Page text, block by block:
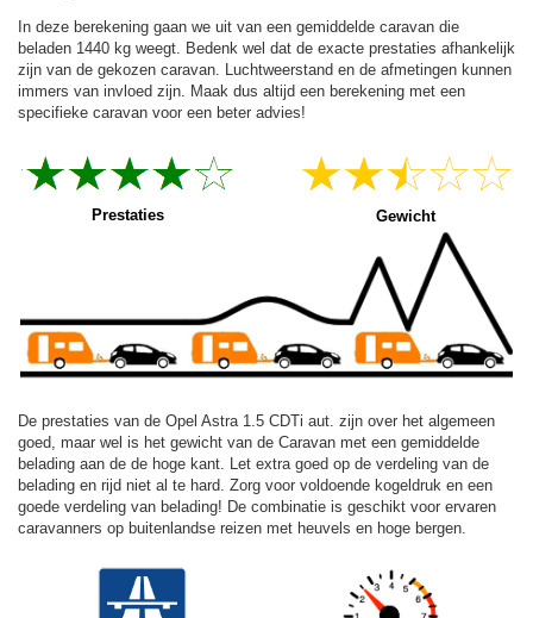
In deze berekening gaan we uit van een gemiddelde caravan die
beladen 1440 kg weegt. Bedenk wel dat de exacte prestaties afhankelijk
zijn van de gekozen caravan. Luchtweerstand en de afmetingen kunnen
immers van invloed zijn. Maak dus altijd een berekening met een
specifieke caravan voor een beter advies!
Prestaties Gewicht
De prestaties van de Opel Astra 1.5 CDTi aut. zijn over het algemeen
goed, maar wel is het gewicht van de Caravan met een gemiddelde
belading aan de de hoge kant. Let extra goed op de verdeling van de
belading en rijd niet al te hard. Zorg voor voldoende kogeldruk en een
goede verdeling van belading! De combinatie is geschikt voor ervaren
caravanners op buitenlandse reizen met heuvels en hoge bergen.